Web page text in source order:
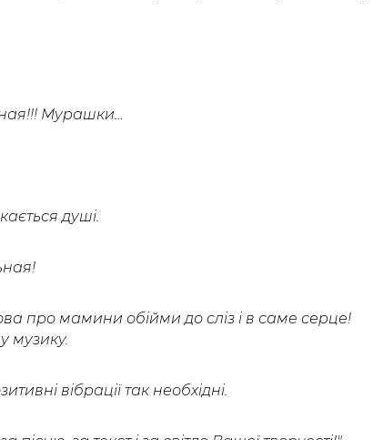
Мурашки…
душі.
про мамини обійми до сліз і в саме серце!
музику.
вібрації так необхідні.